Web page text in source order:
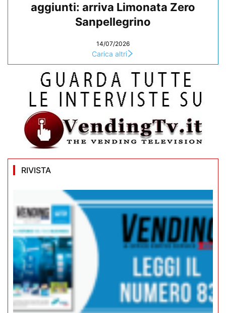
aggiunti: arriva Limonata Zero
Sanpellegrino
14/07/2026
Carica altri
RIVISTA